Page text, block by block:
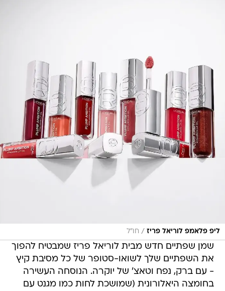
ליפ פלאמפ לוריאל פריז / חו״ל
שמן שפתיים חדש מבית לוריאל פריז שמבטיח להפוך
את השפתיים שלך לשואו-סטופר של כל מסיבת קיץ
- עם ברק, נפח וטאצ' של יוקרה. הנוסחה העשירה
בחומצה היאלורונית (שמושכת לחות כמו מגנט עם